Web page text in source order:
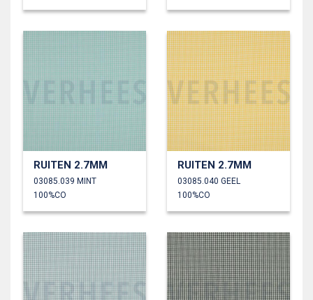
RUITEN 2.7MM
03085.039 MINT
100%CO
RUITEN 2.7MM
03085.040 GEEL
100%CO